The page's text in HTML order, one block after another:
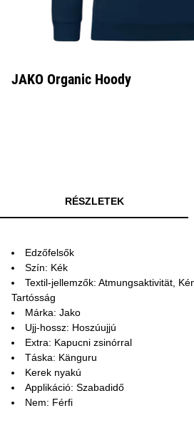
JAKO Organic Hoody
RÉSZLETEK
Edzőfelsők
Szín: Kék
Textil-jellemzők: Atmungsaktivität,
Tartósság
Márka: Jako
Ujj-hossz: Hoszúujjú
Extra: Kapucni zsinórral
Táska: Känguru
Kerek nyakú
Applikáció: Szabadidő
Nem: Férfi